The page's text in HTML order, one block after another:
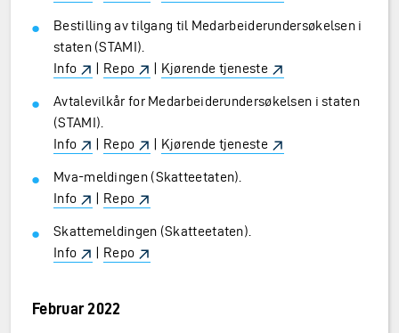
Bestilling av tilgang til Medarbeiderundersøkelsen i
staten (STAMI).
Info
| Repo | Kjørende tjeneste
Avtalevilkår for Medarbeiderundersøkelsen i staten
(STAMI).
Info
| Repo | Kjørende tjeneste
Mva-meldingen (Skatteetaten).
Info
| Repo
Skattemeldingen (Skatteetaten).
Info
| Repo
Februar 2022